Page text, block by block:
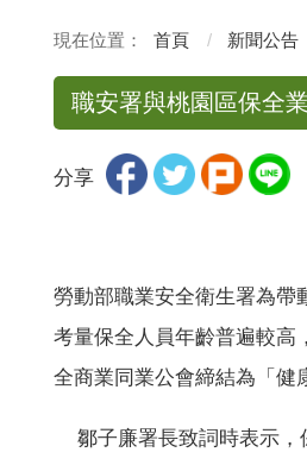
首頁 新聞公告
職安署與桃園區保全
分享
勞動部職業安全衛生署為帶
考量保全人員年齡普遍較高
全商業同業公會締結為「健
鄒子廉署長致詞時表示，